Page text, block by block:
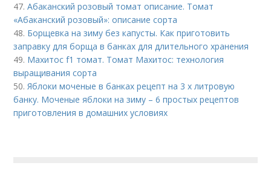
47.Абаканский розовый томат описание. Томат
«Абаканский розовый»: описание сорта
48. Борщевка на зиму без капусты. Как приготовить
заправку для борща в банках для длительного хранения
49. Махитос f1 томат. Томат Махитос: технология
выращивания сорта
50.Яблоки моченые в банках рецепт на 3 х литровую
банку. Моченые яблоки на зиму – 6 простых рецептов
приготовления в домашних условиях